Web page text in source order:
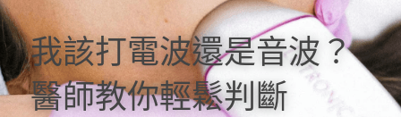
鬆垮泡泡臉
常見問答
立即購買
搜索
我該打電波還是音波？
醫師教你輕鬆判斷